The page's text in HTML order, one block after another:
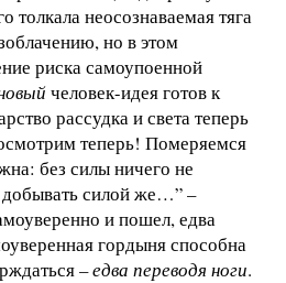
толкала неосознаваемая тяга
но в этом
риска самоупоенной
человек-идея готов к
рассудка и света теперь
теперь! Померяемся
без силы ничего не
силой же…” –
и пошел, едва
гордыня способна
–едва переводя ноги.